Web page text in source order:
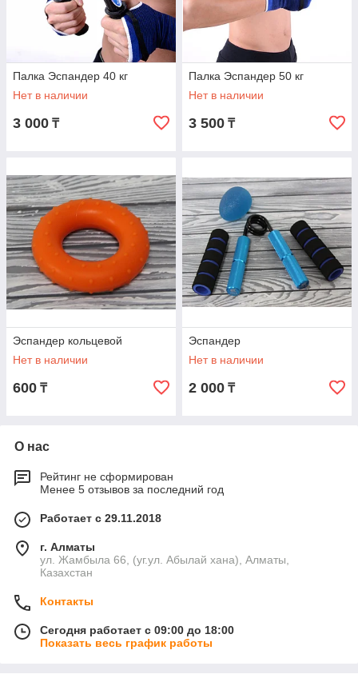
Палка Эспандер 40 кг
Нет в наличии
3 000 ₸
Палка Эспандер 50 кг
Нет в наличии
3 500 ₸
Эспандер кольцевой
Нет в наличии
600 ₸
Эспандер
Нет в наличии
2 000 ₸
О нас
Рейтинг не сформирован
Менее 5 отзывов за последний год
Работает с 29.11.2018
г. Алматы
ул. Жамбыла 66, (уг.ул. Абылай хана), Алматы,
Казахстан
Контакты
Сегодня работает с 09:00 до 18:00
Показать весь график работы